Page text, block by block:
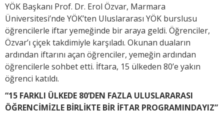
YÖK Başkanı Prof. Dr. Erol Özvar, Marmara
Üniversitesi’nde YÖK’ten Uluslararası YÖK burslusu
öğrencilerle iftar yemeğinde bir araya geldi. Öğrenciler,
Özvar’ı çiçek takdimiyle karşıladı. Okunan duaların
ardından iftarını açan öğrenciler, yemeğin ardından
öğrencilerle sohbet etti. İftara, 15 ülkeden 80’e yakın
öğrenci katıldı.
“15 FARKLI ÜLKEDE 80’DEN FAZLA ULUSLARARASI
ÖĞRENCİMİZLE BİRLİKTE BİR İFTAR PROGRAMINDAYIZ”